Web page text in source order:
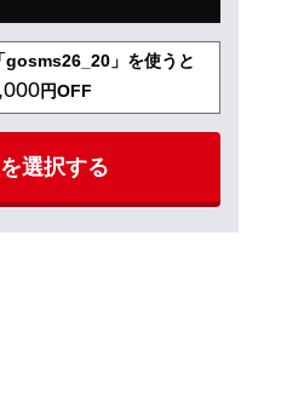
gosms26_20」を使うと
円OFF
選択する